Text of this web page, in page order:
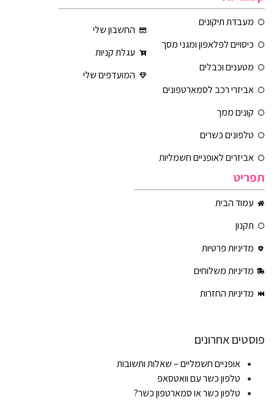
מעבדת תיקונים
כיסויים לפלאפון ומגני מסך
מטענים וכבלים
אביזרי רכב לסמארטפונים
קונים ממך
טלפונים כשרים
אביזרים לאופניים חשמליות
החשבון שלי
עגלת קניות
המועדפים שלי
תפריט
עמוד הבית
תקנון
מדיניות פרטיות
מדיניות משלוחים
מדיניות החזרות
פוסטים אחרונים
אופניים חשמליים – שאלות ותשובות
טלפון כשר עם וואטסאפ
טלפון כשר או סמארטפון כשר?